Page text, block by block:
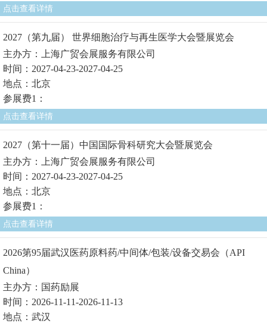
点击查看详情
2027（第九届） 世界细胞治疗与再生医学大会暨展览会
主办方：上海广贸会展服务有限公司
时间：2027-04-23-2027-04-25
地点：北京
参展费1：
点击查看详情
2027（第十一届）中国国际骨科研究大会暨展览会
主办方：上海广贸会展服务有限公司
时间：2027-04-23-2027-04-25
地点：北京
参展费1：
点击查看详情
2026第95届武汉医药原料药/中间体/包装/设备交易会（API
China）
主办方：国药励展
时间：2026-11-11-2026-11-13
地点：武汉